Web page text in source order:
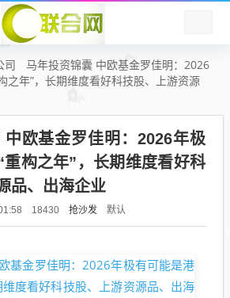
司
马年投资锦囊 中欧基金罗佳明：2026
之年”，长期维度看好科技股、上游资源
欧基金罗佳明：2026年极
构之年”，长期维度看好科
品、出海企业
18430 抢沙发 默认